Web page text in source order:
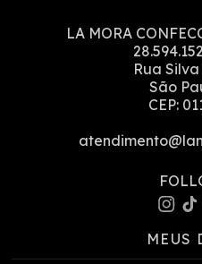
LA MORA
Rua
São
CEP:
MEUS